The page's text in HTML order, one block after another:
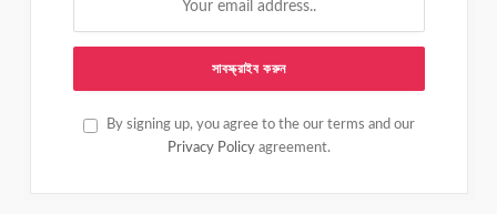
By signing up, you agree to the our terms and our
Privacy Policy agreement.